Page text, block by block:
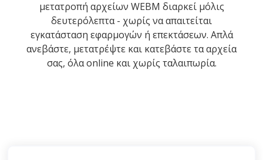
μετατροπή αρχείων WEBM διαρκεί μόλις
δευτερόλεπτα - χωρίς να απαιτείται
εγκατάσταση εφαρμογών ή επεκτάσεων. Απλά
ανεβάστε, μετατρέψτε και κατεβάστε τα αρχεία
σας, όλα online και χωρίς ταλαιπωρία.